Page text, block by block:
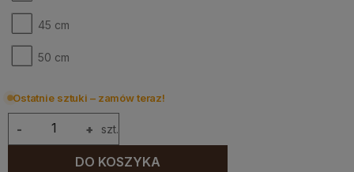
45 cm
50 cm
Ostatnie sztuki – zamów teraz!
+
- szt.
DO KOSZYKA